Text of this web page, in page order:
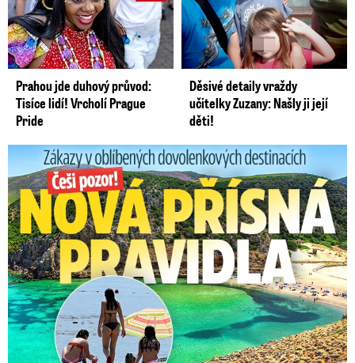
Prahou jde duhový průvod:
Tisíce lidí! Vrcholí Prague
Pride
Děsivé detaily vraždy
učitelky Zuzany: Našly ji její
děti!
Zákazy v dovolenkových rájích: Restrikce proti naháčům!